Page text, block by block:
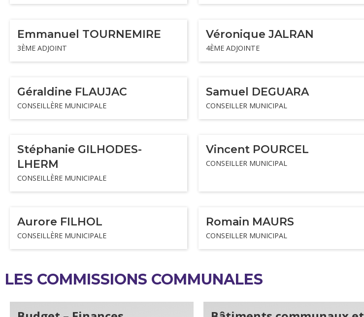
Emmanuel TOURNEMIRE
3ÈME ADJOINT
Véronique JALRAN
4ÈME ADJOINTE
Géraldine FLAUJAC
CONSEILLÈRE MUNICIPALE
Samuel DEGUARA
CONSEILLER MUNICIPAL
Stéphanie GILHODES-
LHERM
CONSEILLÈRE MUNICIPALE
Vincent POURCEL
CONSEILLER MUNICIPAL
Aurore FILHOL
CONSEILLÈRE MUNICIPALE
Romain MAURS
CONSEILLER MUNICIPAL
LES COMMISSIONS COMMUNALES